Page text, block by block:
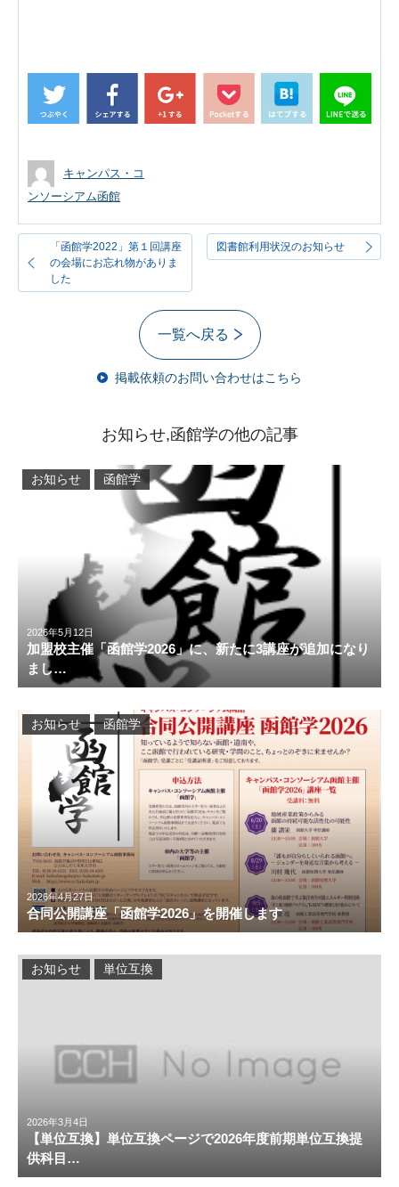
キャンパス・コ
ンソーシアム函館
「函館学2022」第１回講座
の会場にお忘れ物がありま
した
図書館利用状況のお知らせ
一覧へ戻る
掲載依頼のお問い合わせはこちら
お知らせ,函館学の他の記事
2026年5月12日
加盟校主催「函館学2026」に、新たに3講座が追加になり
まし…
お知らせ 函館学
2026年4月27日
合同公開講座「函館学2026」を開催します
お知らせ 函館学
2026年3月4日
【単位互換】単位互換ページで2026年度前期単位互換提
供科目…
お知らせ 単位互換